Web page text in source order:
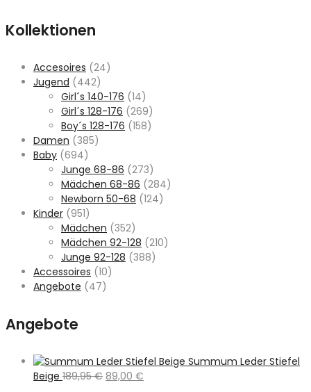
war:
109,00 €59,00 €.
Kollektionen
Accesoires (24)
Jugend (442)
Girl´s 140-176 (14)
Girl´s 128-176 (269)
Boy´s 128-176 (158)
Damen (385)
Baby (694)
Junge 68-86 (273)
Mädchen 68-86 (284)
Newborn 50-68 (124)
Kinder (951)
Mädchen (352)
Mädchen 92-128 (210)
Junge 92-128 (388)
Accessoires (10)
Angebote (47)
Angebote
Summum Leder Stiefel
Beige 189,95€ Ursprünglicher
89,00 €